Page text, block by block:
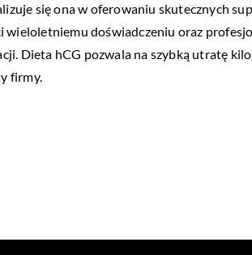
się ona w oferowaniu skutecznych
wieloletniemu doświadczeniu oraz
Dieta hCG pozwala na szybką utratę
firmy.